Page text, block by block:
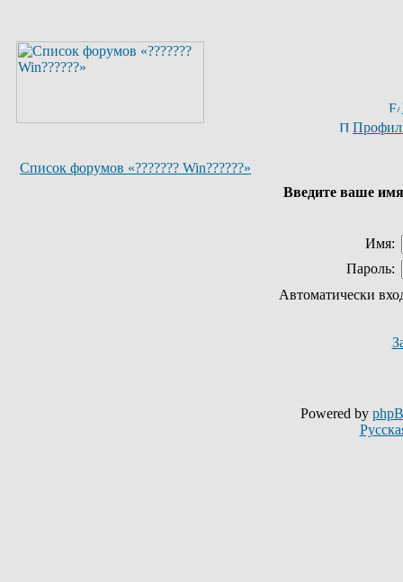
Список форумов «??????? Win??????»
Введите ваше
Имя:
Пароль:
Автоматически
Powered by